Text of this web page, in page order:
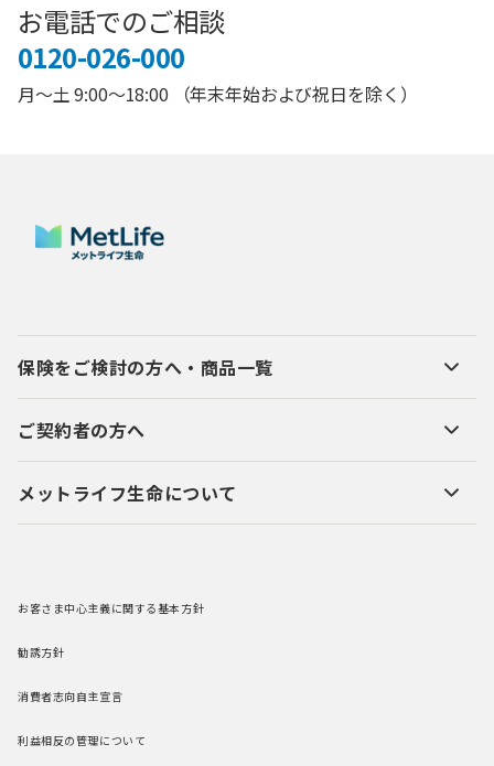
お電話でのご相談
0120-026-000
月～土 9:00～18:00 （年末年始および祝日を除く）
保険をご検討の方へ・商品一覧
ご契約者の方へ
メットライフ生命について
お客さま中心主義に関する基本方針
勧誘方針
消費者志向自主宣言
利益相反の管理について